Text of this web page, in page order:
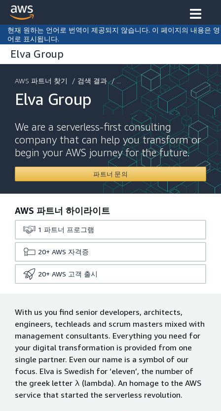
현재 원하는 언어로 번역이 제공되지 않습니다. 이 페이지의 내용은 영
어로 표시됩니다.
Elva Group
AWS 파트너 찾기 / 검색 결과 / ...
Elva Group
We are a serverless-first consulting
company that can help you transform or
begin your AWS journey for the future.
파트너 문의
AWS 파트너 하이라이트
1 파트너 프로그램
20+ AWS 자격증
20+ AWS 고객 출시
With us you find senior developers, architects,
engineers, techleads and scrum masters mixed with
management consultants. Everything you need for
your digital transformation is provided from one
single partner. Even our name is a symbol of our
focus. Elva is Swedish for ‘eleven’, the number of
the greek letter λ (lambda). An homage to the AWS
service that started the serverless revolution.